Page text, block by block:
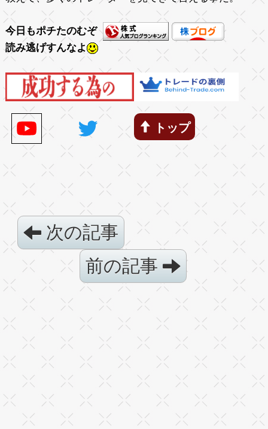
今日もポチたのむぞ
読み逃げすんなよ
トップ
次の記事
前の記事